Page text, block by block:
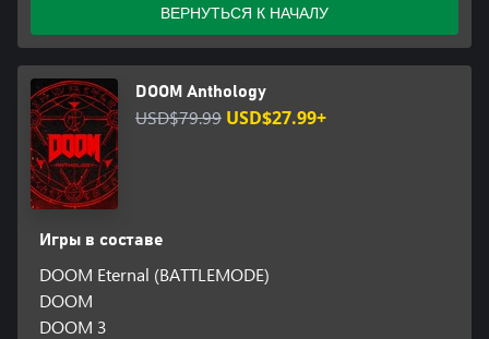
ВЕРНУТЬСЯ К НАЧАЛУ
DOOM Anthology
USD$79.99 USD$27.99+
Игры в составе
DOOM Eternal (BATTLEMODE)
DOOM
DOOM 3